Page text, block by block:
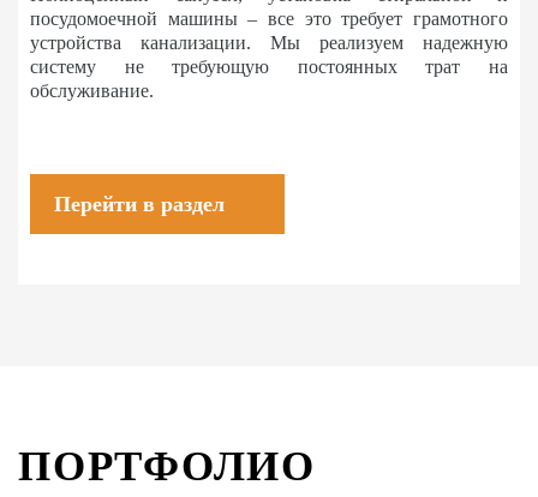
посудомоечной машины – все это требует грамотного
устройства канализации. Мы реализуем надежную
систему не требующую постоянных трат на
обслуживание.
Перейти в раздел
ПОРТФОЛИО